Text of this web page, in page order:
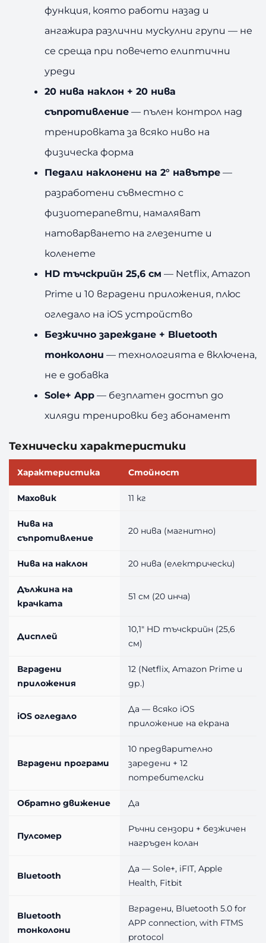
функция, която работи назад и
ангажира различни мускулни групи — не
се среща при повечето елиптични
уреди
20 нива наклон + 20 нива
съпротивление — пълен контрол над
тренировката за всяко ниво на
физическа форма
Педали наклонени на 2° навътре —
разработени съвместно с
физиотерапевти, намаляват
натоварването на глезените и
коленете
HD тъчскрийн 25,6 см — Netflix, Amazon
Prime и 10 вградени приложения, плюс
огледало на iOS устройство
Безжично зареждане + Bluetooth
тонколони — технологията е включена,
не е добавка
Sole+ App — безплатен достъп до
хиляди тренировки без абонамент
Технически характеристики
Характеристика Стойност
Маховик 11 кг
Нива на
съпротивление
20 нива (магнитно)
Нива на наклон 20 нива (електрически)
Дължина на
крачката
51 см (20 инча)
Дисплей
10,1″ HD тъчскрийн (25,6
см)
Вградени
приложения
12 (Netflix, Amazon Prime и
др.)
iOS огледало
Да — всяко iOS
приложение на екрана
Вградени програми
10 предварително
заредени + 12
потребителски
Обратно движение Да
Пулсомер
Ръчни сензори + безжичен
нагръден колан
Bluetooth
Да — Sole+, iFIT, Apple
Health, Fitbit
Bluetooth
тонколони
Вградени, Bluetooth 5.0 for
APP connection, with FTMS
protocol